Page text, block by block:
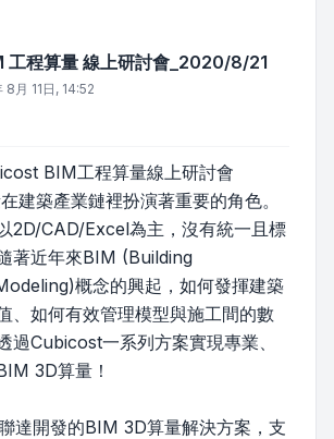
程算量 線上研討會_2020/8/21
8月 11日, 14:52
BIM工程算量線上研討會
建築產業鏈裡扮演著重要的角色。
2D/CAD/Excel為主，沒有統一且標
著近年來BIM (Building
概念的興起，如何發揮建築
、如何有效管理模型與施工間的數
過Cubicost一系列方案實現專業、
3D算量！
達開發的BIM 3D算量解決方案，支